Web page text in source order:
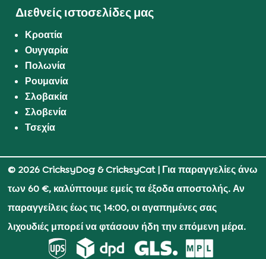
Διεθνείς ιστοσελίδες μας
Κροατία
Ουγγαρία
Πολωνία
Ρουμανία
Σλοβακία
Σλοβενία
Τσεχία
© 2026 CricksyDog & CricksyCat| Για παραγγελίες άνω
των 60 €, καλύπτουμε εμείς τα έξοδα αποστολής. Αν
παραγγείλεις έως τις 14:00, οι αγαπημένες σας
λιχουδιές μπορεί να φτάσουν ήδη την επόμενη μέρα.